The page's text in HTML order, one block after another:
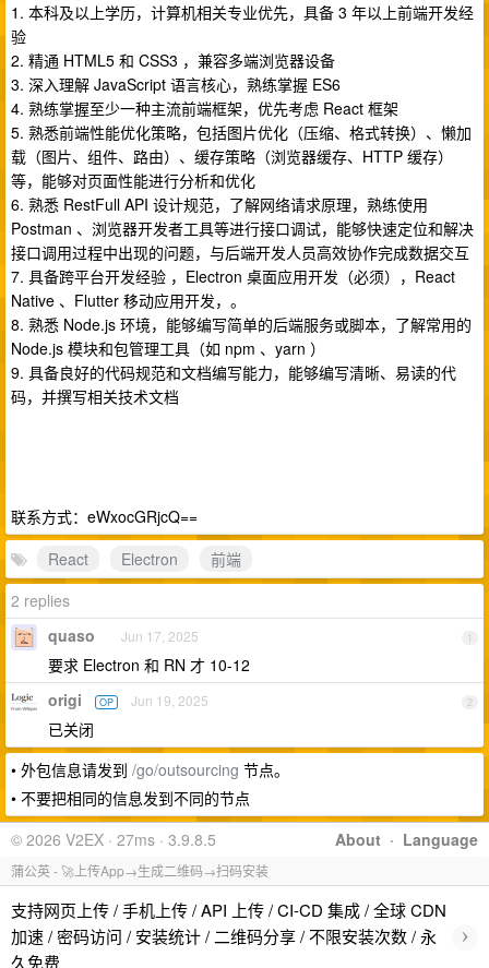
1. 本科及以上学历，计算机相关专业优先，具备 3 年以上前端开发经
验
2. 精通 HTML5 和 CSS3 ，兼容多端浏览器设备
3. 深入理解 JavaScript 语言核心，熟练掌握 ES6
4. 熟练掌握至少一种主流前端框架，优先考虑 React 框架
5. 熟悉前端性能优化策略，包括图片优化（压缩、格式转换）、懒加
载（图片、组件、路由）、缓存策略（浏览器缓存、HTTP 缓存）
等，能够对页面性能进行分析和优化
6. 熟悉 RestFull API 设计规范，了解网络请求原理，熟练使用
Postman 、浏览器开发者工具等进行接口调试，能够快速定位和解决
接口调用过程中出现的问题，与后端开发人员高效协作完成数据交互
7. 具备跨平台开发经验 ，Electron 桌面应用开发（必须），React
Native 、Flutter 移动应用开发，。
8. 熟悉 Node.js 环境，能够编写简单的后端服务或脚本，了解常用的
Node.js 模块和包管理工具（如 npm 、yarn ）
9. 具备良好的代码规范和文档编写能力，能够编写清晰、易读的代
码，并撰写相关技术文档
联系方式：eWxocGRjcQ==
React
Electron
前端
2 replies
1
quaso Jun 17, 2025
要求 Electron 和 RN 才 10-12
2
origi OP Jun 19, 2025
已关闭
• 外包信息请发到 /go/outsourcing 节点。
• 不要把相同的信息发到不同的节点
About · Language
© 2026 V2EX · 27ms · 3.9.8.5
蒲公英 - 🚀上传App→生成二维码→扫码安装
支持网页上传 / 手机上传 / API 上传 / CI-CD 集成 / 全球 CDN
加速 / 密码访问 / 安装统计 / 二维码分享 / 不限安装次数 / 永
久免费
›